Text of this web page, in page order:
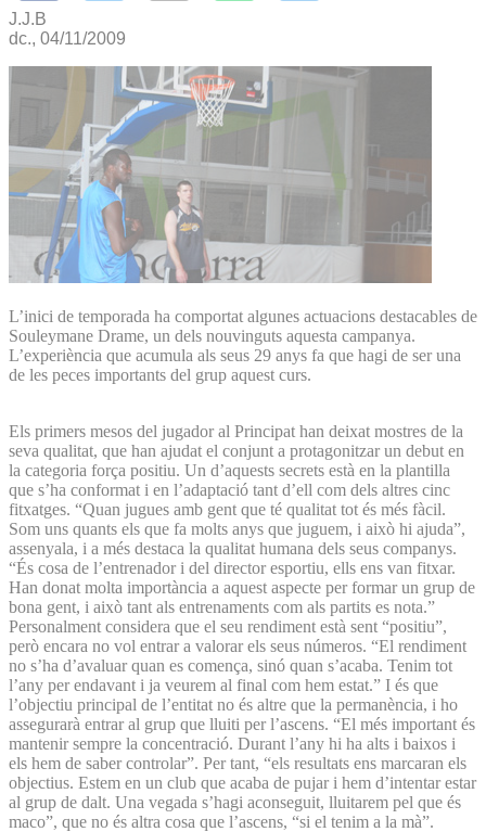
J.J.B
dc., 04/11/2009
L’inici de temporada ha comportat algunes actuacions destacables de
Souleymane Drame, un dels nouvinguts aquesta campanya.
L’experiència que acumula als seus 29 anys fa que hagi de ser una
de les peces importants del grup aquest curs.
Els primers mesos del jugador al Principat han deixat mostres de la
seva qualitat, que han ajudat el conjunt a protagonitzar un debut en
la categoria força positiu. Un d’aquests secrets està en la plantilla
que s’ha conformat i en l’adaptació tant d’ell com dels altres cinc
fitxatges. “Quan jugues amb gent que té qualitat tot és més fàcil.
Som uns quants els que fa molts anys que juguem, i això hi ajuda”,
assenyala, i a més destaca la qualitat humana dels seus companys.
“És cosa de l’entrenador i del director esportiu, ells ens van fitxar.
Han donat molta importància a aquest aspecte per formar un grup de
bona gent, i això tant als entrenaments com als partits es nota.”
Personalment considera que el seu rendiment està sent “positiu”,
però encara no vol entrar a valorar els seus números. “El rendiment
no s’ha d’avaluar quan es comença, sinó quan s’acaba. Tenim tot
l’any per endavant i ja veurem al final com hem estat.” I és que
l’objectiu principal de l’entitat no és altre que la permanència, i ho
assegurarà entrar al grup que lluiti per l’ascens. “El més important és
mantenir sempre la concentració. Durant l’any hi ha alts i baixos i
els hem de saber controlar”. Per tant, “els resultats ens marcaran els
objectius. Estem en un club que acaba de pujar i hem d’intentar estar
al grup de dalt. Una vegada s’hagi aconseguit, lluitarem pel que és
maco”, que no és altra cosa que l’ascens, “si el tenim a la mà”.